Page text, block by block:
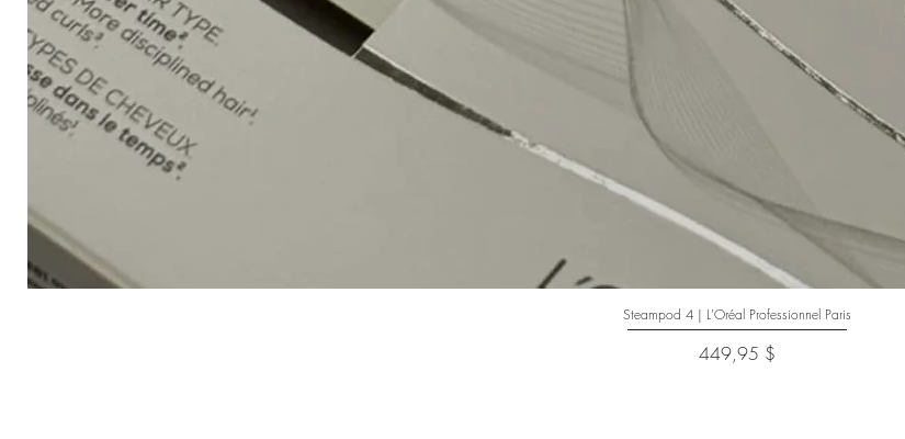
Aperçu rapide
Steampod 4 | L'Oréal Professionnel Paris
Prix
449,95 $